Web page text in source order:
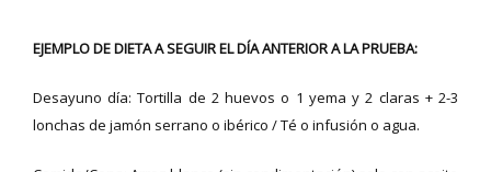
EJEMPLO DE DIETA A SEGUIR EL DÍA ANTERIOR A LA PRUEBA:
Desayuno día: Tortilla de 2 huevos o 1 yema y 2 claras + 2-3
lonchas de jamón serrano o ibérico / Té o infusión o agua.